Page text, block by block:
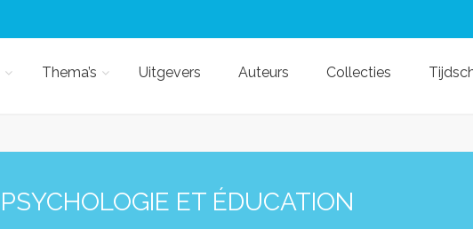
Thema’s Uitgevers Auteurs Collecties
PSYCHOLOGIE ET ÉDUCATION